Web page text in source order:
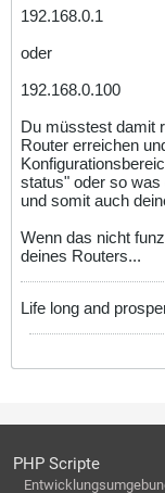
192.168.0.1
oder
192.168.0.100
Du müsstest damit
Router erreichen
status" oder so was
und somit auch
Wenn das nicht
deines Routers...
Life long and
PHP Scripte